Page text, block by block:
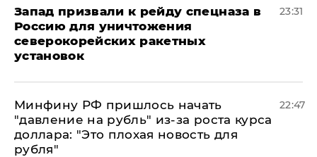
Запад призвали к рейду спецназа в
Россию для уничтожения
северокорейских ракетных
установок
23:31
Минфину РФ пришлось начать
"давление на рубль" из-за роста курса
доллара: "Это плохая новость для
рубля"
22:47